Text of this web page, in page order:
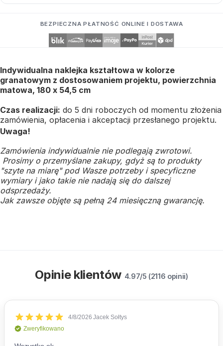
BEZPIECZNA PŁATNOŚĆ ONLINE I DOSTAWA
Indywidualna naklejka kształtowa w kolorze
granatowym z dostosowaniem projektu, powierzchnia
matowa, 180 x 54,5 cm
Czas realizacji: do 5 dni roboczych od momentu złożenia
zamówienia, opłacenia i akceptacji przesłanego projektu.
Uwaga!
Zamówienia indywidualnie nie podlegają zwrotowi.
Prosimy o przemyślane zakupy, gdyż są to produkty
"szyte na miarę" pod Wasze potrzeby i specyficzne
wymiary i jako takie nie nadają się do dalszej
odsprzedaży.
Jak zawsze objęte są pełną 24 miesięczną gwarancję.
Opinie klientów 4.97/5 (2116 opinii)